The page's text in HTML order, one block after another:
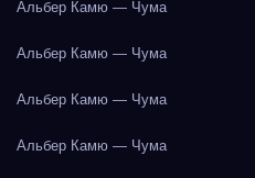
Альбер Камю — Чума
Альбер Камю — Чума
Альбер Камю — Чума
Альбер Камю — Чума